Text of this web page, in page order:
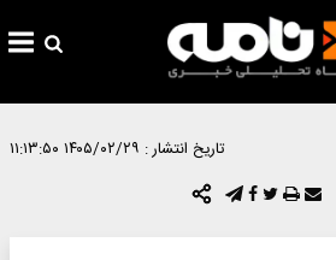
تاریخ انتشار : ۱۴۰۵/۰۲/۲۹ ۱۱:۱۳:۵۰